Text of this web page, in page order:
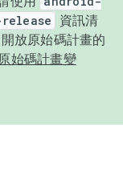
資訊清
放原始碼計畫的
始碼計畫變